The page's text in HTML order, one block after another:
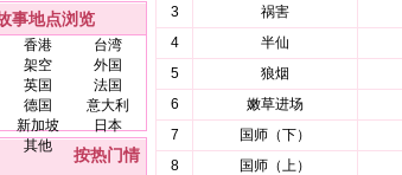
事地点浏览
香港
台湾
架空
外国
英国
法国
德国
意大利
新加坡
日本
其他
按热门情
3
祸害
4
半仙
5
狼烟
6
嫩草进场
7
国师（下）
8
国师（上）